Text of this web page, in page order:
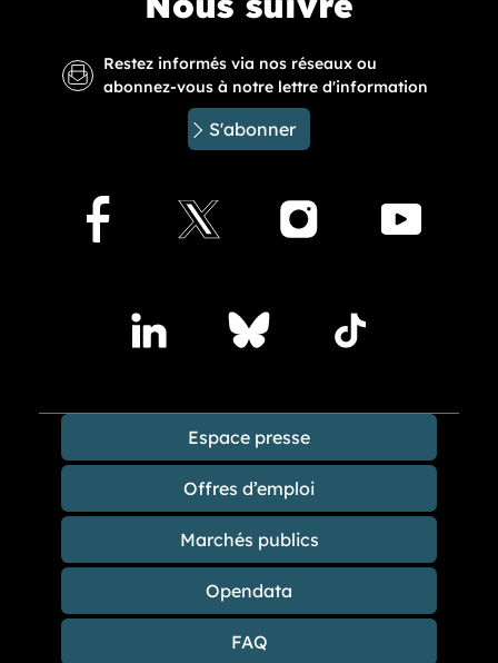
Restez informés via nos réseaux ou
abonnez-vous à notre lettre d'information
S'abonner
Facebook
X Instagram
LindedinBlueskyTikTok
Espace presse
Offres d’emploi
Marchés publics
Opendata
FAQ